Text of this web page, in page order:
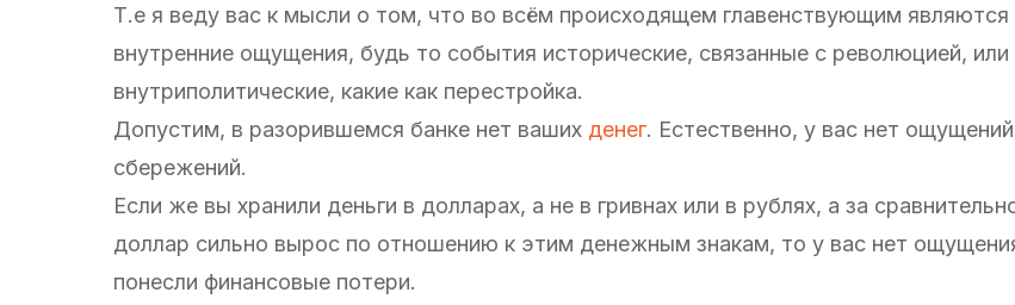
Т.е я веду вас к мысли о том, что во всём происходящем главенствующим
внутренние ощущения, будь то события исторические, связанные с революцией, или
внутриполитические, какие как перестройка.
Допустим, в разорившемся банке нет ваших денег. Естественно, у вас нет
сбережений.
Если же вы хранили деньги в долларах, а не в гривнах или в рублях, а за
доллар сильно вырос по отношению к этим денежным знакам, то у вас нет
понесли финансовые потери.